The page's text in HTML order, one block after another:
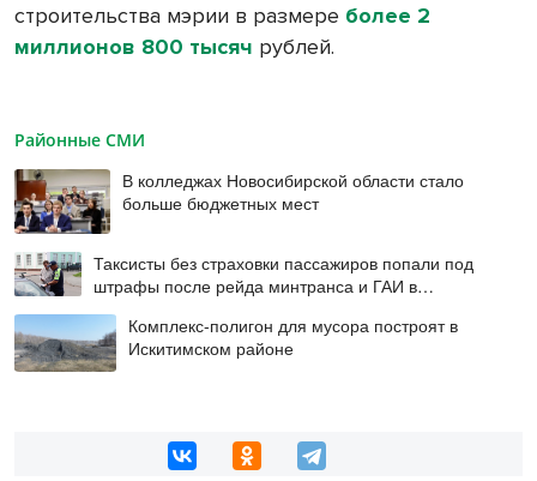
строительства мэрии в размере более 2
миллионов 800 тысяч рублей.
Районные СМИ
В колледжах Новосибирской области стало
больше бюджетных мест
Таксисты без страховки пассажиров попали под
штрафы после рейда минтранса и ГАИ в
Комплекс-полигон для мусора построят в
Искитимском районе